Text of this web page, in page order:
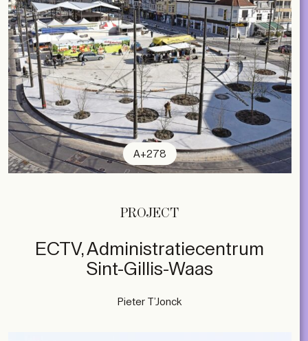
A+278
PROJECT
ECTV, Administratiecentrum
Sint-Gillis-Waas
Pieter T’Jonck